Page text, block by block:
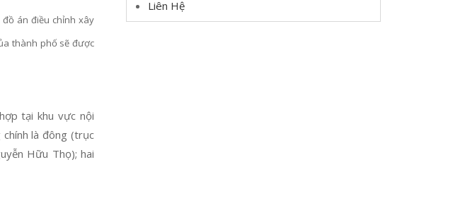
đồ án điều chỉnh xây
thành phố sẽ được
tại khu vực nội
là đông (trục
Hữu Thọ); hai
Liên Hệ